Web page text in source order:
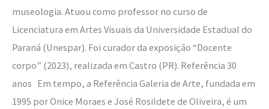
museologia. Atuou como professor no curso de
Licenciatura em Artes Visuais da Universidade Estadual do
Paraná (Unespar). Foi curador da exposição “Docente
corpo” (2023), realizada em Castro (PR). Referência 30
anos Em tempo, a Referência Galeria de Arte, fundada em
1995 por Onice Moraes e José Rosildete de Oliveira, é um